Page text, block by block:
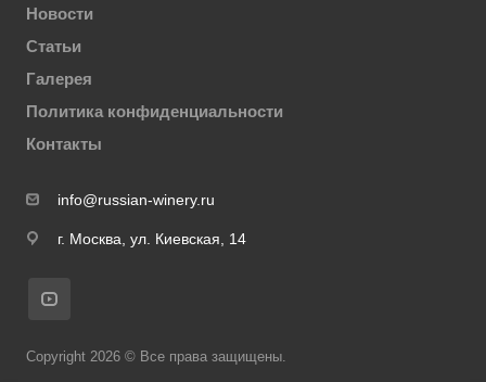
Новости
Статьи
Галерея
Политика конфиденциальности
Контакты
info@russian-winery.ru
г. Москва, ул. Киевская, 14
Copyright 2026 © Все права защищены.